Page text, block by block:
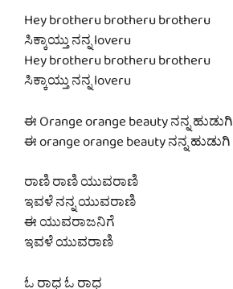
Hey brotheru brotheru brotheru
ಸಿಕ್ಕಾಯ್ತು ನನ್ನ loveru
Hey brotheru brotheru brotheru
ಸಿಕ್ಕಾಯ್ತು ನನ್ನ loveru
ಈ Orange orange beauty ನನ್ನ ಹುಡುಗಿ
ಈ orange orange beauty ನನ್ನ ಹುಡುಗಿ
ರಾಣಿ ರಾಣಿ ಯುವರಾಣಿ
ಇವಳೆ ನನ್ನ ಯುವರಾಣಿ
ಈ ಯುವರಾಜನಿಗೆ
ಇವಳೆ ಯುವರಾಣಿ